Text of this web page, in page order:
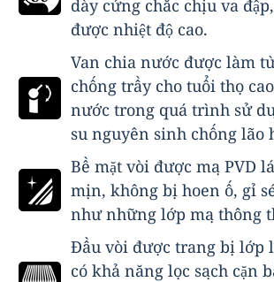
dày cứng chắc chịu va
được nhiệt độ cao.
Van chia nước được làm
chống trầy cho tuổi thọ
nước trong quá trình sử
su nguyên sinh chống lão
Bề mặt vòi được mạ PVD
mịn, không bị hoen ố, gỉ
như những lớp mạ thông
Đầu vòi được trang bị lớp
có khả năng lọc sạch cặn